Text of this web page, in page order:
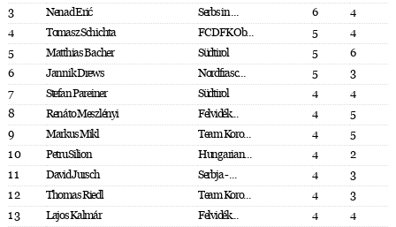
3
Nenad Erić Serbs in ... 6
4
4
Tomasz Schichta FC DFK Ob... 5
4
5
Matthias Bacher Südtirol 5
6
6
Jannik Drews Nordfrasc... 5
3
7
Stefan Pareiner Südtirol 4
4
8
Renáto Meszlényi Felvidék... 4
5
9
Markus Mikl Team Koro... 4
5
10
Petru Silion Hungarian... 4
2
11
David Jursch Serbja - ... 4
3
12
Thomas Riedl Team Koro... 4
3
13
Lajos Kalmár Felvidék... 4
4